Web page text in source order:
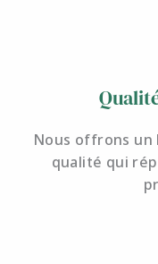
Nous offrons
qualité qui